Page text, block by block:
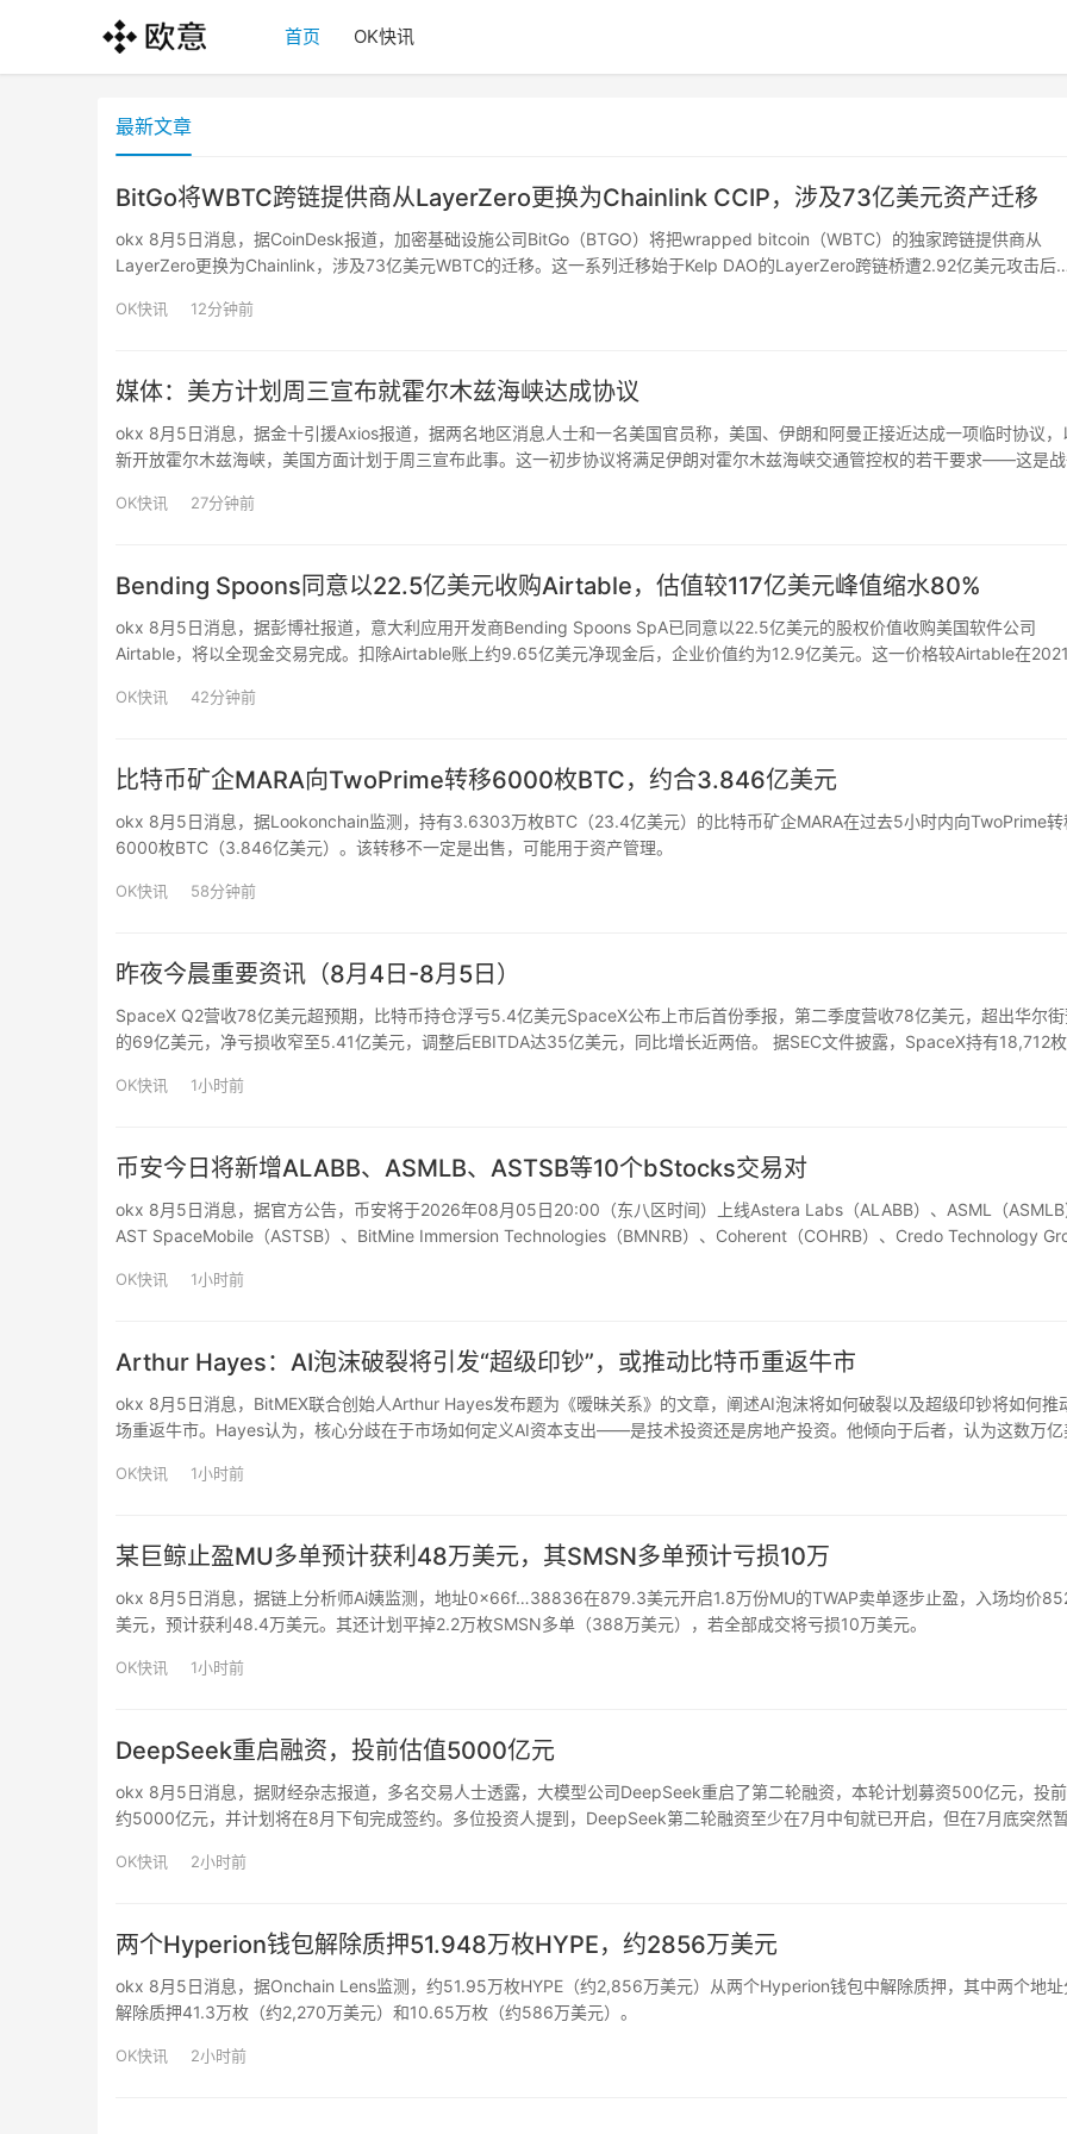
首页 OK快讯
最新文章
BitGo将WBTC跨链提供商从LayerZero更换为Chainlink CCIP，涉及73亿美元资产迁移
okx 8月5日消息，据CoinDesk报道，加密基础设施公司BitGo（BTGO）将把wrapped bitcoin（WBTC）的独家跨链提供商从
LayerZero更换为Chainlink，涉及73亿美元WBTC的迁移。这一系列迁移始于Kelp DAO的LayerZero跨链桥遭2.92亿美元攻击后
OK快讯 12分钟前
媒体：美方计划周三宣布就霍尔木兹海峡达成协议
okx 8月5日消息，据金十引援Axios报道，据两名地区消息人士和一名美国官员称，美国、伊朗和阿曼正接近达成一项临时协议，
新开放霍尔木兹海峡，美国方面计划于周三宣布此事。这一初步协议将满足伊朗对霍尔木兹海峡交通管控权的若干要求——这是战
OK快讯 27分钟前
Bending Spoons同意以22.5亿美元收购Airtable，估值较117亿美元峰值缩水80%
okx 8月5日消息，据彭博社报道，意大利应用开发商Bending Spoons SpA已同意以22.5亿美元的股权价值收购美国软件公司
Airtable，将以全现金交易完成。扣除Airtable账上约9.65亿美元净现金后，企业价值约为12.9亿美元。这一价格较Airtable在
OK快讯 42分钟前
比特币矿企MARA向TwoPrime转移6000枚BTC，约合3.846亿美元
okx 8月5日消息，据Lookonchain监测，持有3.6303万枚BTC（23.4亿美元）的比特币矿企MARA在过去5小时内向TwoPrime转
6000枚BTC（3.846亿美元）。该转移不一定是出售，可能用于资产管理。
OK快讯 58分钟前
昨夜今晨重要资讯（8月4日-8月5日）
SpaceX Q2营收78亿美元超预期，比特币持仓浮亏5.4亿美元SpaceX公布上市后首份季报，第二季度营收78亿美元，超出华尔街
的69亿美元，净亏损收窄至5.41亿美元，调整后EBITDA达35亿美元，同比增长近两倍。 据SEC文件披露，SpaceX持有18,712枚
OK快讯 1小时前
币安今日将新增ALABB、ASMLB、ASTSB等10个bStocks交易对
okx 8月5日消息，据官方公告，币安将于2026年08月05日20:00（东八区时间）上线Astera Labs（ALABB）、ASML（ASMLB
AST SpaceMobile（ASTSB）、BitMine Immersion Technologies（BMNRB）、Coherent（COHRB）、Credo Technology
OK快讯 1小时前
Arthur Hayes：AI泡沫破裂将引发“超级印钞”，或推动比特币重返牛市
okx 8月5日消息，BitMEX联合创始人Arthur Hayes发布题为《暧昧关系》的文章，阐述AI泡沫将如何破裂以及超级印钞将如何推
场重返牛市。Hayes认为，核心分歧在于市场如何定义AI资本支出——是技术投资还是房地产投资。他倾向于后者，认为这数万亿
OK快讯 1小时前
某巨鲸止盈MU多单预计获利48万美元，其SMSN多单预计亏损10万
okx 8月5日消息，据链上分析师Ai姨监测，地址0x66f…38836在879.3美元开启1.8万份MU的TWAP卖单逐步止盈，入场均价
美元，预计获利48.4万美元。其还计划平掉2.2万枚SMSN多单（388万美元），若全部成交将亏损10万美元。
OK快讯 1小时前
DeepSeek重启融资，投前估值5000亿元
okx 8月5日消息，据财经杂志报道，多名交易人士透露，大模型公司DeepSeek重启了第二轮融资，本轮计划募资500亿元，投
约5000亿元，并计划将在8月下旬完成签约。多位投资人提到，DeepSeek第二轮融资至少在7月中旬就已开启，但在7月底突然
OK快讯 2小时前
两个Hyperion钱包解除质押51.948万枚HYPE，约2856万美元
okx 8月5日消息，据Onchain Lens监测，约51.95万枚HYPE（约2,856万美元）从两个Hyperion钱包中解除质押，其中两个地址
解除质押41.3万枚（约2,270万美元）和10.65万枚（约586万美元）。
OK快讯 2小时前